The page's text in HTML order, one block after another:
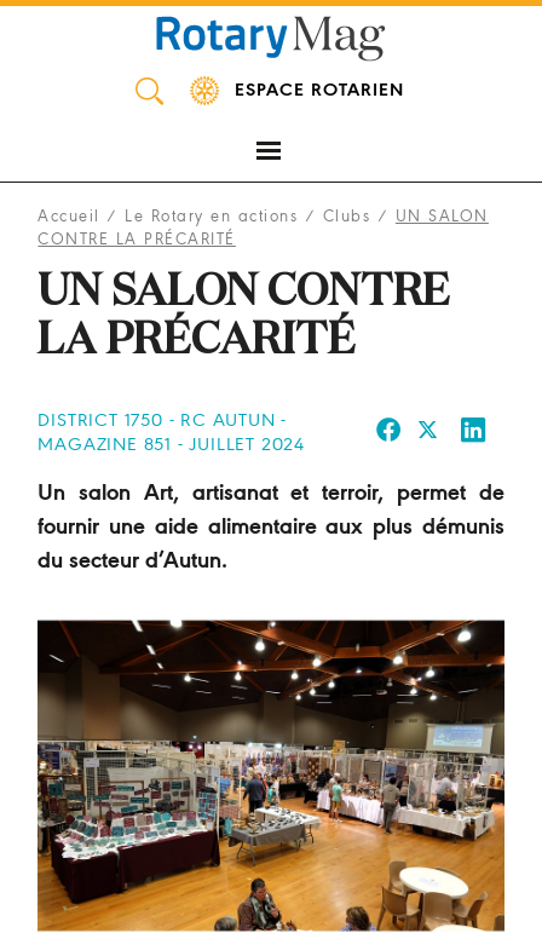
ESPACE ROTARIEN
Accueil / Le Rotary en actions / Clubs / UN SALON
CONTRE LA PRÉCARITÉ
UN SALON CONTRE
LA PRÉCARITÉ
DISTRICT 1750 - RC AUTUN -
MAGAZINE 851 - JUILLET 2024
Un salon Art, artisanat et terroir, permet de
fournir une aide alimentaire aux plus démunis
du secteur d’Autun.
Panneau de gestion des cookies